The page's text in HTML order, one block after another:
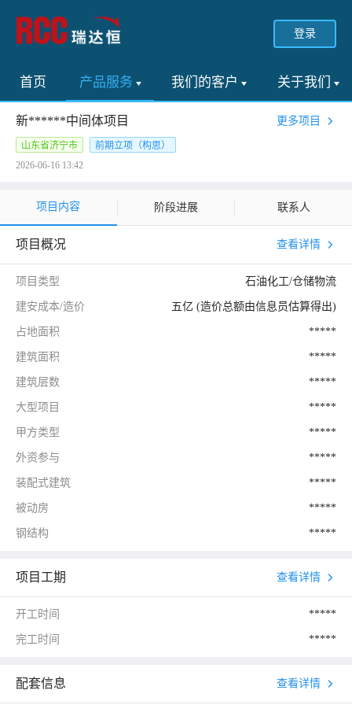
登录
首页 产品服务 我们的客户 关于我们
新******中间体项目 更多项目
山东省济宁市
前期立项（构思）
2026-06-16 13:42
项目内容 阶段进展 联系人
项目概况 查看详情
项目类型 石油化工/仓储物流
建安成本/造价 五亿 (造价总额由信息员估算得出)
占地面积 *****
建筑面积 *****
建筑层数 *****
大型项目 *****
甲方类型 *****
外资参与 *****
装配式建筑 *****
被动房 *****
钢结构 *****
项目工期 查看详情
开工时间 *****
完工时间 *****
配套信息 查看详情